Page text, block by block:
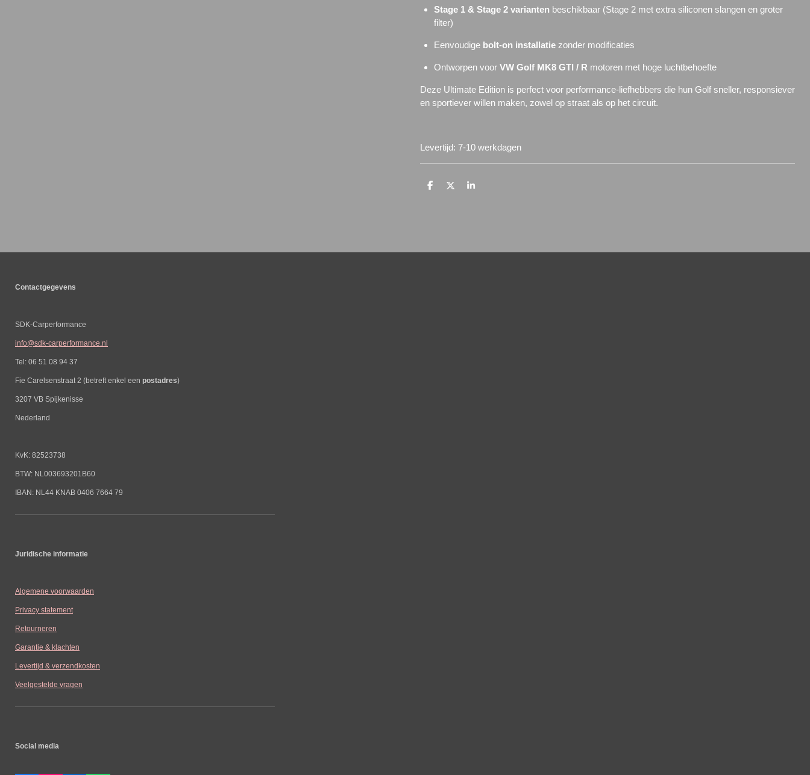
Stage 1 & Stage 2 varianten beschikbaar (Stage 2 met extra siliconen slangen en groter
filter)
Eenvoudige bolt-on installatiezonder modificaties
Ontworpen voor VW Golf MK8 GTI / R motoren met hoge luchtbehoefte
Deze Ultimate Edition is perfect voor performance-liefhebbers die hun Golf sneller, responsiever
en sportiever willen maken, zowel op straat als op het circuit.
Levertijd: 7-10 werkdagen
D
D
S
Contactgegevens
SDK-Carperformance
info@sdk-carperformance.nl
Tel: 06 51 08 94 37
Fie Carelsenstraat 2 (betreft enkel een postadres)
3207 VB Spijkenisse
Nederland
KvK: 82523738
BTW: NL003693201B60
IBAN: NL44 KNAB 0406 7664 79
Juridische informatie
Algemene voorwaarden
Privacy statement
Retourneren
Garantie & klachten
Levertijd & verzendkosten
Veelgestelde vragen
Social media